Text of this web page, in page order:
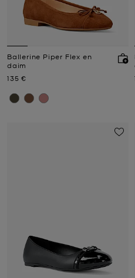
Ballerine Piper Flex en
daim
Prix actuel
135 €